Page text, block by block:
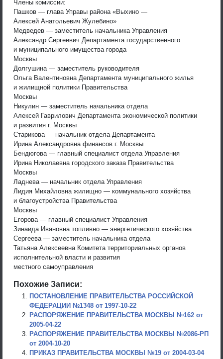
Члены комиссии:
Пашков — глава Управы района «Выхино —
Алексей Анатольевич Жулебино»
Медведев — заместитель начальника Управления
Александр Сергеевич Департамента государственного
и муниципального имущества города
Москвы
Долгушина — заместитель руководителя
Ольга Валентиновна Департамента муниципального жилья
и жилищной политики Правительства
Москвы
Никулин — заместитель начальника отдела
Алексей Гаврилович Департамента экономической политики
и развития г. Москвы
Старикова — начальник отдела Департамента
Ирина Александровна финансов г. Москвы
Бендюгова — главный специалист отдела Управления
Ирина Николаевна городского заказа Правительства
Москвы
Ладнева — начальник отдела Управления
Лидия Михайловна жилищно — коммунального хозяйства
и благоустройства Правительства
Москвы
Егорова — главный специалист Управления
Зинаида Ивановна топливно — энергетического хозяйства
Сергеева — заместитель начальника отдела
Татьяна Алексеевна Комитета территориальных органов
исполнительной власти и развития
местного самоуправления
Похожие Записи:
ПОСТАНОВЛЕНИЕ ПРАВИТЕЛЬСТВА РОССИЙСКОЙ
ФЕДЕРАЦИИ №1348 от 1997-10-22
РАСПОРЯЖЕНИЕ ПРАВИТЕЛЬСТВА МОСКВЫ №162 от
2005-04-22
РАСПОРЯЖЕНИЕ ПРАВИТЕЛЬСТВА МОСКВЫ №2086-РП
от 2004-10-20
ПРИКАЗ ПРАВИТЕЛЬСТВА МОСКВЫ №19 от 2004-03-04